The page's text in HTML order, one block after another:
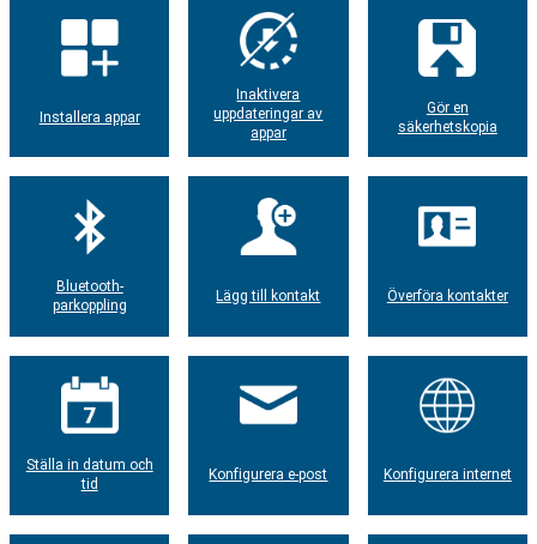
Installera appar
Inaktivera
uppdateringar av
appar
Gör en
säkerhetskopia
Bluetooth-
parkoppling
Lägg till kontakt Överföra kontakter
Ställa in datum och
tid
Konfigurera e-post Konfigurera internet